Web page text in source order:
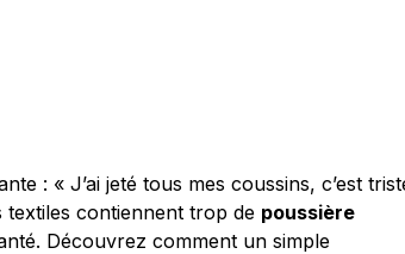
: « J’ai jeté tous mes coussins, c’est
textiles contiennent trop de poussière
Découvrez comment un simple